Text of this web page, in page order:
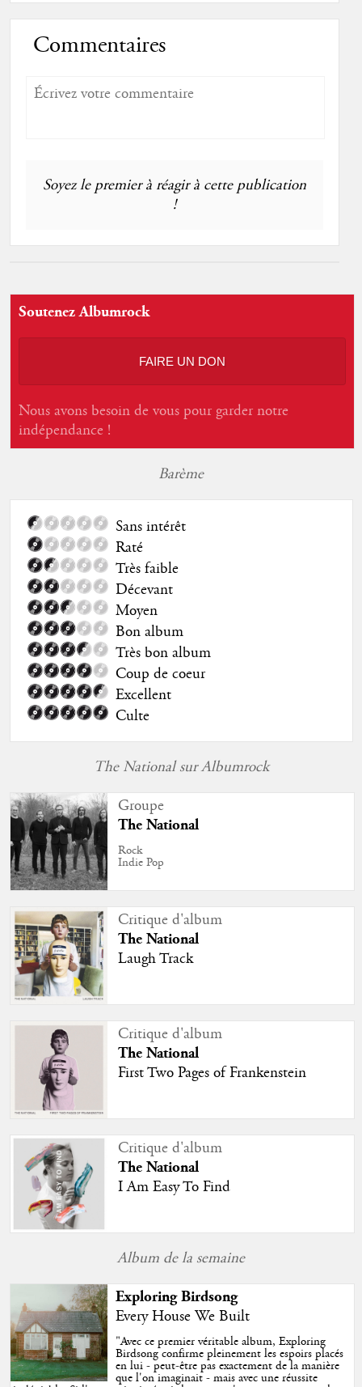
Commentaires
Soyez le premier à réagir à cette publication
!
Soutenez Albumrock
FAIRE UN DON
Nous avons besoin de vous pour garder notre
indépendance !
Barème
Sans intérêt
Raté
Très faible
Décevant
Moyen
Bon album
Très bon album
Coup de coeur
Excellent
Culte
The National sur Albumrock
Groupe
The National
Rock
Indie Pop
Critique d'album
The National
Laugh Track
Critique d'album
The National
First Two Pages of Frankenstein
Critique d'album
The National
I Am Easy To Find
Album de la semaine
Exploring Birdsong
Every House We Built
"Avec ce premier véritable album, Exploring
Birdsong confirme pleinement les espoirs placés
en lui - peut-être pas exactement de la manière
que l'on imaginait - mais avec une réussite